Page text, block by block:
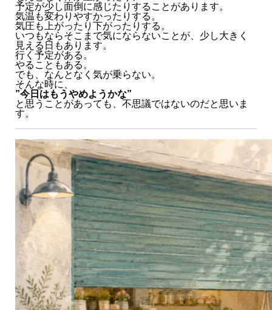
予定が少し面倒に感じたりすることがあります。
気温も変わりやすかったりする。
気圧も上がったり下がったりする。
いつもならそこまで気にならないことが、少し大きく
見える日もあります。
行く予定がある。
やることもある。
でも、なんとなく気が乗らない。
そんな時に、
”今日はもうやめようかな”
と思うことがあっても、不思議ではないのだと思いま
す。